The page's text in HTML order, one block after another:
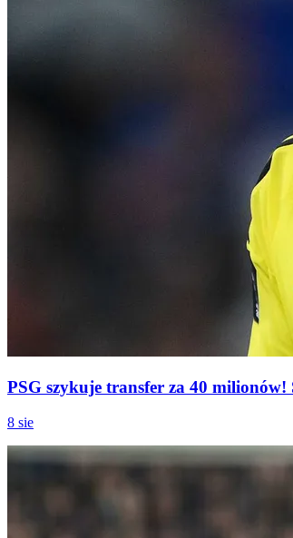
PSG szykuje transfer za 40
8 sie